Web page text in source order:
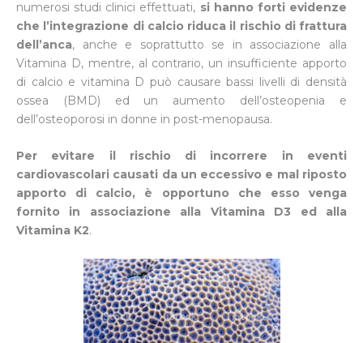
numerosi studi clinici effettuati, si hanno forti evidenze
che l’integrazione di calcio riduca il rischio di frattura
dell’anca, anche e soprattutto se in associazione alla
Vitamina D, mentre, al contrario, un insufficiente apporto
di calcio e vitamina D può causare bassi livelli di densità
ossea (BMD) ed un aumento dell’osteopenia e
dell’osteoporosi in donne in post-menopausa.
Per evitare il rischio di incorrere in eventi
cardiovascolari causati da un eccessivo e mal riposto
apporto di calcio, è opportuno che esso venga
fornito in associazione alla Vitamina D3 ed alla
Vitamina K2.